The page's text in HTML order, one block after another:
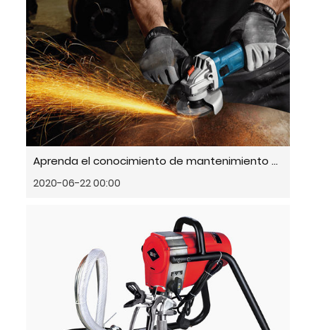
Aprenda el conocimiento de mantenimiento correcto de las herramientas neumáticas
2020-06-22 00:00